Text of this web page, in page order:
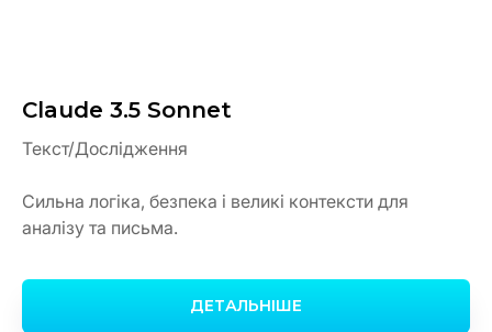
Claude 3.5 Sonnet
Текст/Дослідження
Сильна логіка, безпека і великі контексти для
аналізу та письма.
ДЕТАЛЬНІШЕ